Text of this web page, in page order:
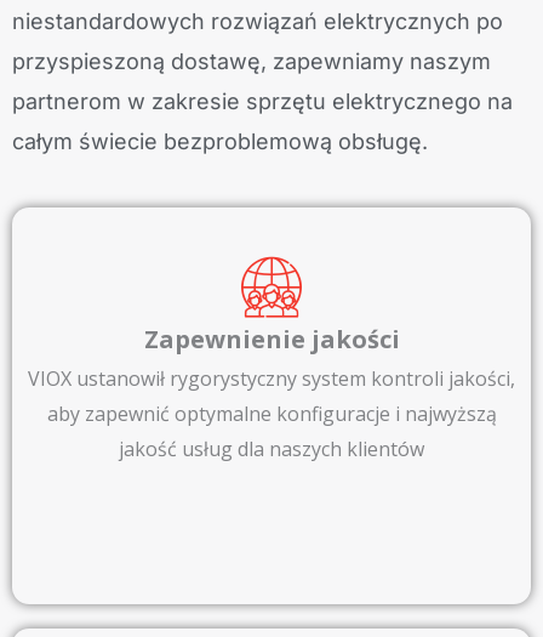
niestandardowych rozwiązań elektrycznych po
przyspieszoną dostawę, zapewniamy naszym
partnerom w zakresie sprzętu elektrycznego na
całym świecie bezproblemową obsługę.
Zapewnienie jakości
VIOX ustanowił rygorystyczny system kontroli jakości,
aby zapewnić optymalne konfiguracje i najwyższą
jakość usług dla naszych klientów